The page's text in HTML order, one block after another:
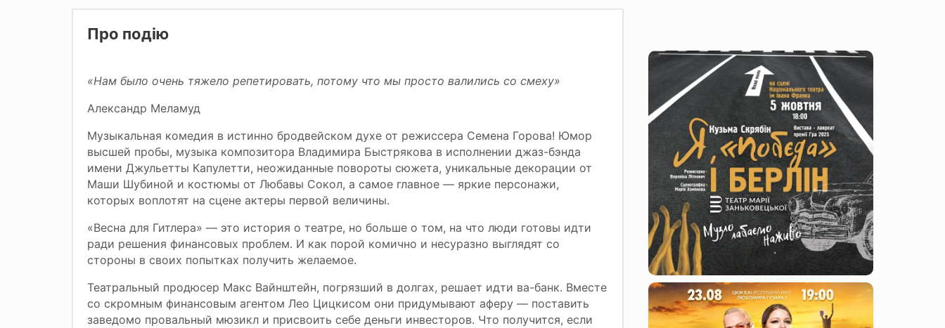
Про подію
«Нам было очень тяжело репетировать, потому что мы просто валились со смеху»
Александр Меламуд
Музыкальная комедия в истинно бродвейском духе от режиссера Семена Горова! Юмор
высшей пробы, музыка композитора Владимира Быстрякова в исполнении джаз-бэнда
имени Джульетты Капулетти, неожиданные повороты сюжета, уникальные декорации от
Маши Шубиной и костюмы от Любавы Сокол, а самое главное — яркие персонажи,
которых воплотят на сцене актеры первой величины.
«Весна для Гитлера» — это история о театре, но больше о том, на что люди готовы идти
ради решения финансовых проблем. И как порой комично и несуразно выглядят со
стороны в своих попытках получить желаемое.
Театральный продюсер Макс Вайнштейн, погрязший в долгах, решает идти ва-банк. Вместе
со скромным финансовым агентом Лео Цицкисом они придумывают аферу — поставить
заведомо провальный мюзикл и присвоить себе деньги инвесторов. Что получится, если